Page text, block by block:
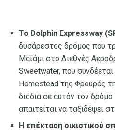
Το Dolphin Expressway
δυσάρεστος δρόμος που
Μαϊάμι στο Διεθνές
Sweetwater, που
Homestead της Φρουράς
διόδια σε αυτόν τον δρόμο
απαιτείται να ταξιδέψει
Η επέκταση οικιστικού